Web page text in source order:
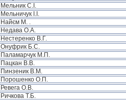
Мельник С.І.
Мельничук І.І.
Найєм М. .
Недава О.А.
Нестеренко В.Г.
Онуфрик Б.С.
Паламарчук М.П.
Пацкан В.В.
Пинзеник В.М.
Порошенко О.П.
Ревега О.В.
Ричкова Т.Б.